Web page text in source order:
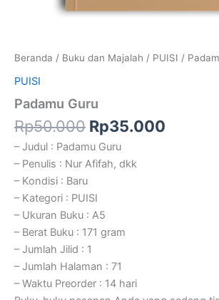
Beranda / Buku dan Majalah / PUISI /
PUISI
Padamu Guru
Rp50.000 Rp35.000
– Judul : Padamu Guru
– Penulis : Nur Afifah, dkk
– Kondisi : Baru
– Kategori : PUISI
– Ukuran Buku : A5
– Berat Buku : 171 gram
– Jumlah Jilid : 1
– Jumlah Halaman : 71
– Waktu Preorder : 14 hari